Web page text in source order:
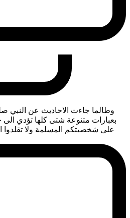
وطالما جاءت الاحاديث عن النبي
بعبارات متنوعة شتى كلها تؤدي الى
على شخصيتكم المسلمة ولا